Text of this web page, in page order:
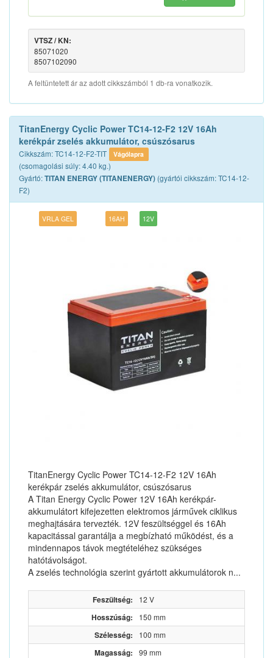
VTSZ / KN:
85071020
8507102090
A feltüntetett ár az adott cikkszámból 1 db-ra vonatkozik.
TitanEnergy Cyclic Power TC14-12-F2 12V 16Ah
kerékpár zselés akkumulátor, csúszósarus
Cikkszám: TC14-12-F2-TIT Vágólapra
(csomagolási súly: 4.40 kg.)
Gyártó:TITAN ENERGY (TITANENERGY) (gyártói cikkszám: TC14-12-
F2)
VRLA GEL 16AH 12V
TitanEnergy Cyclic Power TC14-12-F2 12V 16Ah
kerékpár zselés akkumulátor, csúszósarus
A Titan Energy Cyclic Power 12V 16Ah kerékpár-
akkumulátort kifejezetten elektromos járművek ciklikus
meghajtására tervezték. 12V feszültséggel és 16Ah
kapacitással garantálja a megbízható működést, és a
mindennapos távok megtételéhez szükséges
hatótávolságot.
A zselés technológia szerint gyártott akkumulátorok n...
Feszültség: 12 V
Hosszúság: 150 mm
Szélesség: 100 mm
Magasság: 99 mm